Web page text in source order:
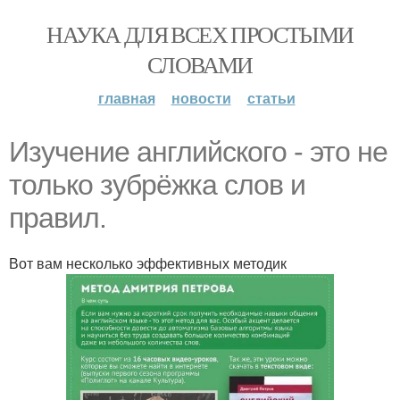
НАУКА ДЛЯ ВСЕХ ПРОСТЫМИ
СЛОВАМИ
главная новости статьи
Изучение английского - это не
только зубрёжка слов и
правил.
Вот вам несколько эффективных методик